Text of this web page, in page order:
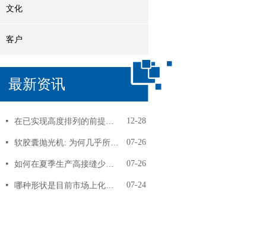
文化
客户
最新资讯
12-28
넷
07-26
넷
07-26
넷
07-24
넷